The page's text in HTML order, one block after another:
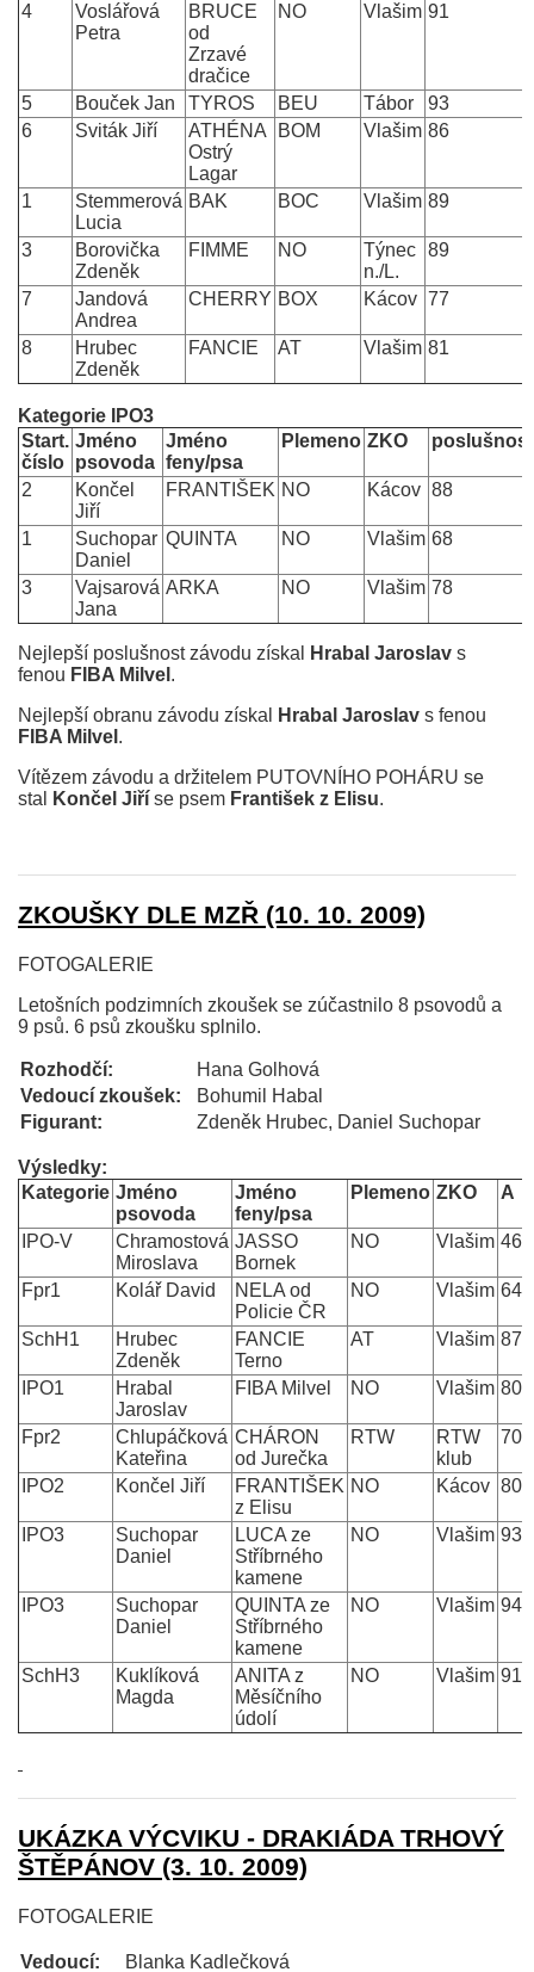
4
Voslářová
Petra
BRUCE
od
Zrzavé
dračice
NO Vlašim 91
5 Bouček Jan TYROS BEU Tábor
93
6
Sviták Jiří
ATHÉNA
Ostrý
Lagar
BOM Vlašim 86
1
Stemmerová
Lucia
BAK BOC Vlašim 89
3
Borovička
Zdeněk
FIMME NO
Týnec
n./L.
89
7
Jandová
Andrea
CHERRY BOX Kácov 77
8
Hrubec
Zdeněk
FANCIE AT Vlašim 81
Kategorie IPO3
Start.
číslo
Jméno
psovoda
Jméno
feny/psa
Plemeno ZKO poslušnost
2
Končel
Jiří
FRANTIŠEK NO Kácov 88
1
Suchopar
Daniel
QUINTA NO Vlašim 68
3
Vajsarová
Jana
ARKA NO Vlašim 78
Nejlepší poslušnost závodu získal Hrabal Jaroslav s
fenou FIBA Milvel .
Nejlepší obranu závodu získal
Hrabal Jaroslav s fenou
FIBA Milvel .
Vítězem závodu a držitelem PUTOVNÍHO POHÁRU se
stal
Končel Jiří se psem František z Elisu.
ZKOUŠKY DLE MZŘ (10. 10. 2009)
FOTOGALERIE
Letošních podzimních zkoušek se zúčastnilo 8 psovodů a
9 psů. 6 psů zkoušku splnilo.
Rozhodčí:
Hana Golhová
Vedoucí zkoušek:
Bohumil Habal
Figurant:
Zdeněk Hrubec, Daniel Suchopar
Výsledky:
Kategorie Jméno
psovoda
Jméno
feny/psa
Plemeno ZKO A
IPO-V
Chramostová
Miroslava
JASSO
Bornek
NO Vlašim 46
Fpr1 Kolář David
NELA od
Policie ČR
NO Vlašim 64
SchH1
Hrubec
Zdeněk
FANCIE
Terno
AT Vlašim 87
IPO1
Hrabal
Jaroslav
FIBA Milvel NO Vlašim 80
Fpr2
Chlupáčková
Kateřina
CHÁRON
od Jurečka
RTW
RTW
klub
70
IPO2 Končel Jiří
FRANTIŠEK
z Elisu
NO Kácov 80
IPO3
Suchopar
Daniel
LUCA ze
Stříbrného
kamene
NO Vlašim 93
IPO3
Suchopar
Daniel
QUINTA ze
Stříbrného
kamene
NO Vlašim 94
SchH3
Kuklíková
Magda
ANITA z
Měsíčního
údolí
NO Vlašim 91
UKÁZKA VÝCVIKU - DRAKIÁDA TRHOVÝ
ŠTĚPÁNOV (3. 10. 2009)
FOTOGALERIE
Vedoucí: Blanka Kadlečková